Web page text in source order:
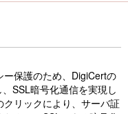
保護のため、DigiCertの
SSL暗号化通信を実現し
リックにより、サーバ証